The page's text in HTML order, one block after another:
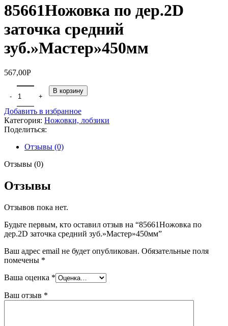
85661Ножовка по дер.2D
заточка средний
зуб.»Мастер»450мм
567,00Р
В корзину
Добавить в избранное
Категория: Ножовки, лобзики
Поделиться:
Отзывы (0)
Отзывы (0)
Отзывы
Отзывов пока нет.
Будьте первым, кто оставил отзыв на “85661Ножовка по
дер.2D заточка средний зуб.»Мастер»450мм”
Ваш адрес email не будет опубликован. Обязательные поля
помечены *
Ваша оценка *
Ваш отзыв *